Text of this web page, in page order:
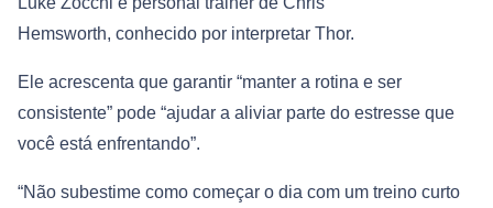
Hemsworth, conhecido por interpretar Thor.
Ele acrescenta que garantir “manter a rotina e ser
consistente” pode “ajudar a aliviar parte do estresse que
você está enfrentando”.
“Não subestime como começar o dia com um treino curto